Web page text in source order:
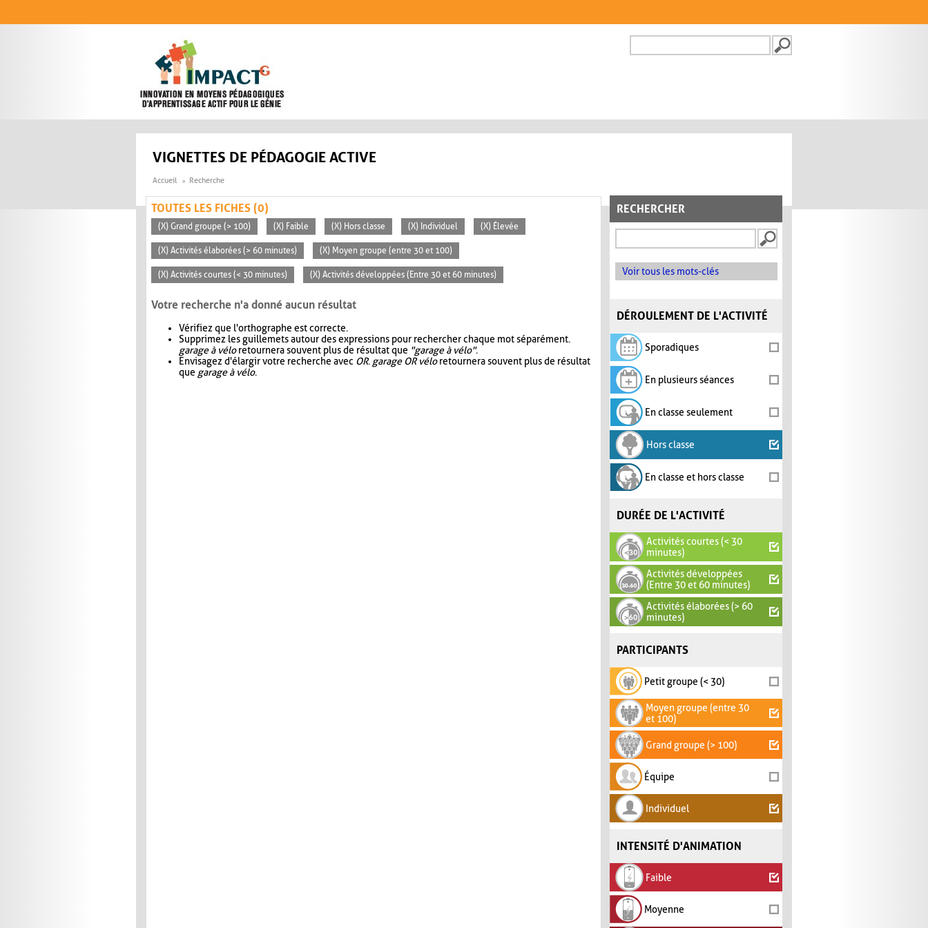
FORMULAIRE DE
VIGNETTES DE PÉDAGOGIE ACTIVE
Accueil Recherche
RECHERCHER
Voir tous les mots-clés
DÉROULEMENT DE L'ACTIVITÉ
Sporadiques
En plusieurs séances
En classe seulement
Hors classe
En classe et hors classe
DURÉE DE L'ACTIVITÉ
Activités courtes (< 30
minutes)
Activités développées
(Entre 30 et 60 minutes)
Activités élaborées (> 60
minutes)
PARTICIPANTS
Petit groupe (< 30)
Moyen groupe (entre 30
et 100)
Grand groupe (> 100)
Équipe
Individuel
INTENSITÉ D'ANIMATION
Faible
Moyenne
TOUTES LES FICHES (0)
(X) Grand groupe (> 100) (X) Faible (X) Hors classe (X) Individuel (X) Élevée
(X) Activités élaborées (> 60 minutes) (X) Moyen groupe (entre 30 et 100)
(X) Activités courtes (< 30 minutes) (X) Activités développées (Entre 30 et 60 minutes)
Votre recherche n'a donné aucun résultat
Vérifiez que l'orthographe est correcte.
Supprimez les guillemets autour des expressions pour rechercher chaque mot séparément.
garage à véloretournera souvent plus de résultat que "garage à vélo".
Envisagez d'élargir votre recherche avec OR. garage OR véloretournera souvent plus de résultat
que garage à vélo.